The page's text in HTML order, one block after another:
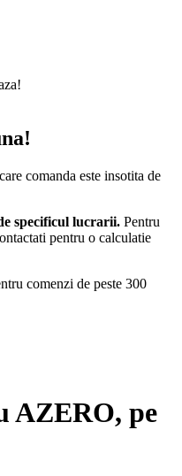
comanda este insotita de
specificul lucrarii. Pentru
pentru o calculatie
comenzi de peste 300
AZERO, pe